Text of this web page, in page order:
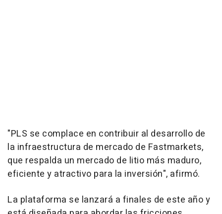
"PLS se complace en contribuir al desarrollo de
la infraestructura de mercado de Fastmarkets,
que respalda un mercado de litio más maduro,
eficiente y atractivo para la inversión", afirmó.
La plataforma se lanzará a finales de este año y